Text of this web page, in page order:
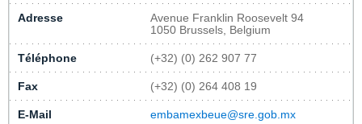
Adresse
Avenue Franklin Roosevelt 94
1050 Brussels, Belgium
Téléphone (+32) (0) 262 907 77
Fax (+32) (0) 264 408 19
E-Mail embamexbeue@sre.gob.mx